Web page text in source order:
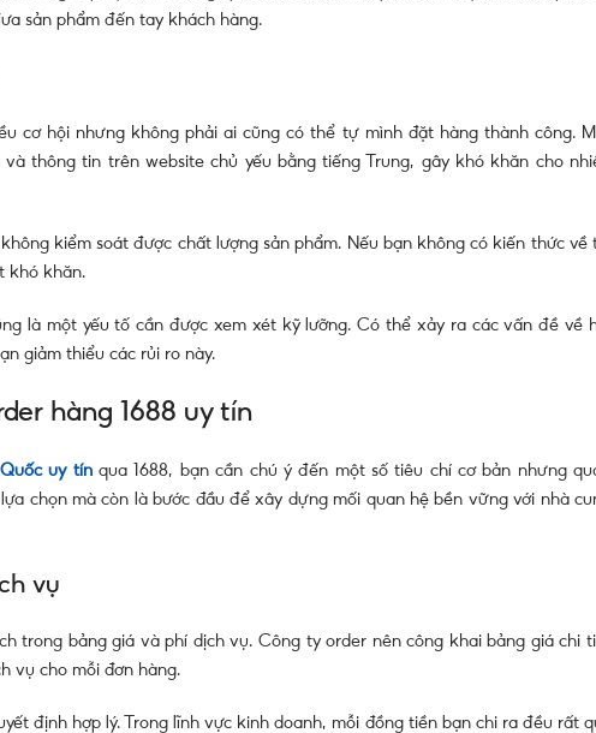
sản phẩm đến tay khách hàng.
cơ hội nhưng không phải ai cũng có thể tự mình đặt hàng thành công.
thông tin trên website chủ yếu bằng tiếng Trung, gây khó khăn cho
kiểm soát được chất lượng sản phẩm. Nếu bạn không có kiến thức về
khó khăn.
là một yếu tố cần được xem xét kỹ lưỡng. Có thể xảy ra các vấn đề về
giảm thiểu các rủi ro này.
hàng 1688 uy tín
uy tínqua 1688, bạn cần chú ý đến một số tiêu chí cơ bản nhưng
chọn mà còn là bước đầu để xây dựng mối quan hệ bền vững với nhà
vụ
trong bảng giá và phí dịch vụ. Công ty order nên công khai bảng giá chi
vụ cho mỗi đơn hàng.
định hợp lý. Trong lĩnh vực kinh doanh, mỗi đồng tiền bạn chi ra đều rất